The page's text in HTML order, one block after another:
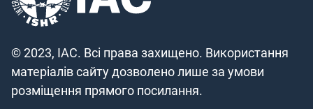
© 2023, IAC. Всі права захищено. Використання
матеріалів сайту дозволено лише за умови
розміщення прямого посилання.